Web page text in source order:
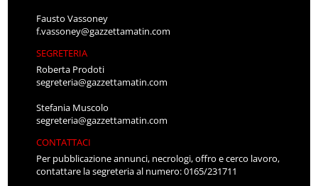
Fausto Vassoney
f.vassoney@gazzettamatin.com
SEGRETERIA
Roberta Prodoti
segreteria@gazzettamatin.com
Stefania Muscolo
segreteria@gazzettamatin.com
CONTATTACI
Per pubblicazione annunci, necrologi, offro e cerco lavoro,
contattare la segreteria al numero: 0165/231711